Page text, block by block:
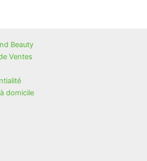
Beauty
Ventes
domicile